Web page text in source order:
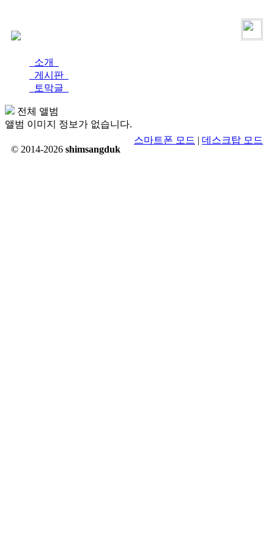
소개
게시판
토막글
전체 앨범
앨범 이미지 정보가 없습니다.
© 2014-2026 shimsangduk
스마트폰 모드 | 데스크탑 모드